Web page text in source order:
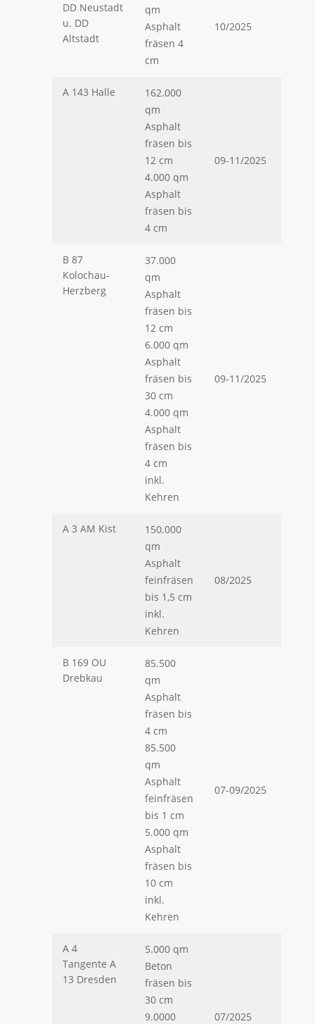
DD Neustadt
u. DD
Altstadt
qm
Asphalt
fräsen 4
cm
10/2025
A 143 Halle
162.000
qm
Asphalt
fräsen bis
12 cm
4.000 qm
Asphalt
fräsen bis
4 cm
09-11/2025
B 87
Kolochau-
Herzberg
37.000
qm
Asphalt
fräsen bis
12 cm
6.000 qm
Asphalt
fräsen bis
30 cm
4.000 qm
Asphalt
fräsen bis
4 cm
inkl.
Kehren
09-11/2025
A 3 AM Kist
150.000
qm
Asphalt
feinfräsen
bis 1,5 cm
inkl.
Kehren
08/2025
B 169 OU
Drebkau
85.500
qm
Asphalt
fräsen bis
4 cm
85.500
qm
Asphalt
feinfräsen
bis 1 cm
5.000 qm
Asphalt
fräsen bis
10 cm
inkl.
Kehren
07-09/2025
A 4
Tangente A
13 Dresden
5.000 qm
Beton
fräsen bis
30 cm
9.0000
07/2025